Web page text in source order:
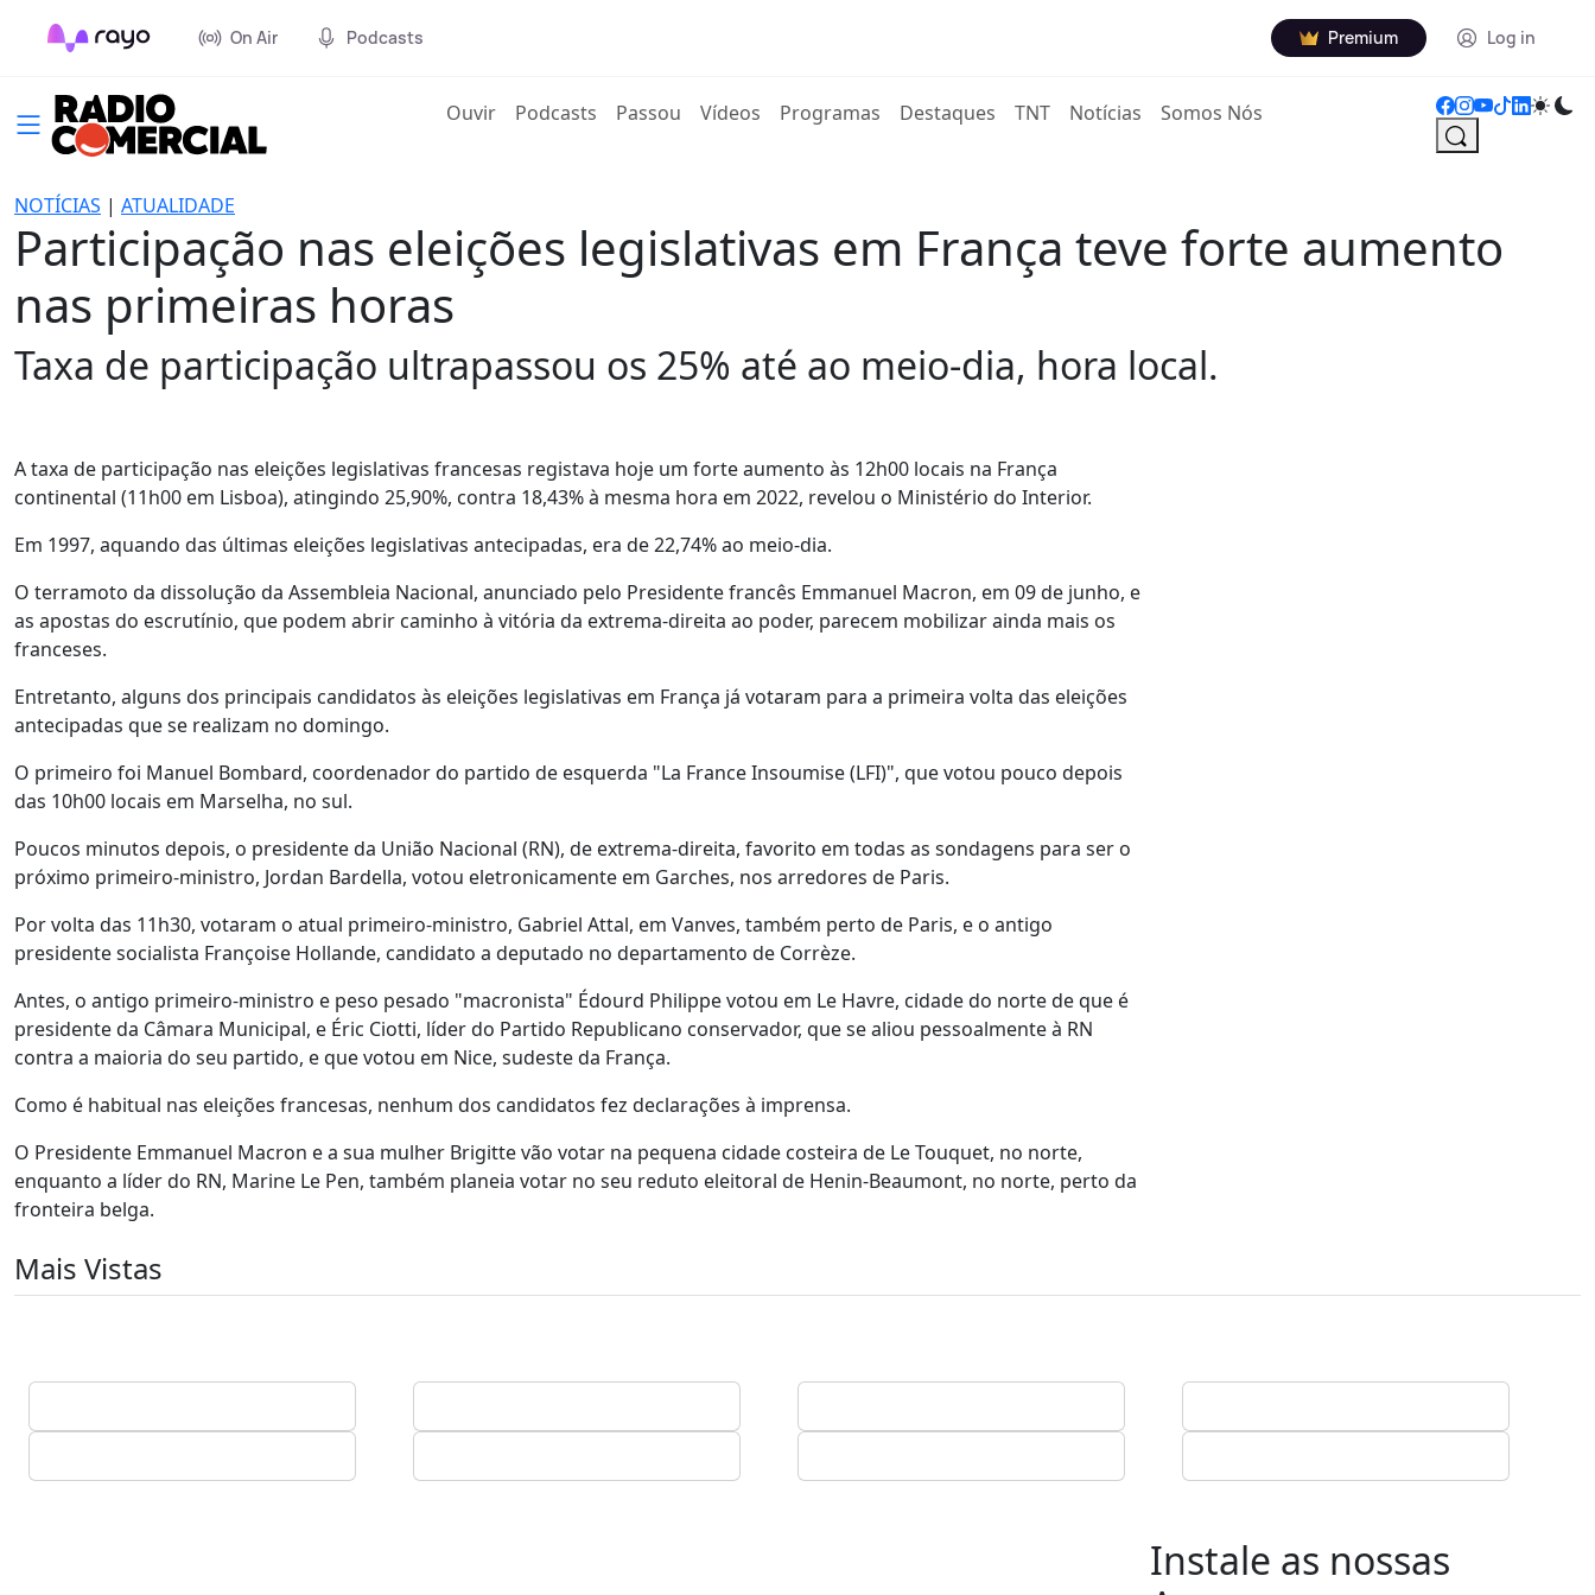
On Air Podcasts Premium Log in
Ouvir(current)
Podcasts Passou Vídeos Programas Destaques TNT Notícias Somos Nós
NOTÍCIAS | ATUALIDADE
Participação nas eleições legislativas em França teve forte aumento
nas primeiras horas
Taxa de participação ultrapassou os 25% até ao meio-dia, hora local.
A taxa de participação nas eleições legislativas francesas registava hoje um forte aumento às 12h00 locais na França
continental (11h00 em Lisboa), atingindo 25,90%, contra 18,43% à mesma hora em 2022, revelou o Ministério do Interior.
Em 1997, aquando das últimas eleições legislativas antecipadas, era de 22,74% ao meio-dia.
O terramoto da dissolução da Assembleia Nacional, anunciado pelo Presidente francês Emmanuel Macron, em 09 de junho, e
as apostas do escrutínio, que podem abrir caminho à vitória da extrema-direita ao poder, parecem mobilizar ainda mais os
franceses.
Entretanto, alguns dos principais candidatos às eleições legislativas em França já votaram para a primeira volta das eleições
antecipadas que se realizam no domingo.
O primeiro foi Manuel Bombard, coordenador do partido de esquerda "La France Insoumise (LFI)", que votou pouco depois
das 10h00 locais em Marselha, no sul.
Poucos minutos depois, o presidente da União Nacional (RN), de extrema-direita, favorito em todas as sondagens para ser o
próximo primeiro-ministro, Jordan Bardella, votou eletronicamente em Garches, nos arredores de Paris.
Por volta das 11h30, votaram o atual primeiro-ministro, Gabriel Attal, em Vanves, também perto de Paris, e o antigo
presidente socialista Françoise Hollande, candidato a deputado no departamento de Corrèze.
Antes, o antigo primeiro-ministro e peso pesado "macronista" Édourd Philippe votou em Le Havre, cidade do norte de que é
presidente da Câmara Municipal, e Éric Ciotti, líder do Partido Republicano conservador, que se aliou pessoalmente à RN
contra a maioria do seu partido, e que votou em Nice, sudeste da França.
Como é habitual nas eleições francesas, nenhum dos candidatos fez declarações à imprensa.
O Presidente Emmanuel Macron e a sua mulher Brigitte vão votar na pequena cidade costeira de Le Touquet, no norte,
enquanto a líder do RN, Marine Le Pen, também planeia votar no seu reduto eleitoral de Henin-Beaumont, no norte, perto da
fronteira belga.
Mais Vistas
Instale as nossas